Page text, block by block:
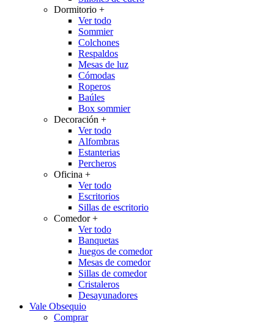
Dormitorio +
Ver todo
Sommier
Colchones
Respaldos
Mesas de luz
Cómodas
Roperos
Baúles
Box sommier
Decoración +
Ver todo
Alfombras
Estanterias
Percheros
Oficina +
Ver todo
Escritorios
Sillas de escritorio
Comedor+
Ver todo
Banquetas
Juegos de comedor
Mesas de comedor
Sillas de comedor
Cristaleros
Desayunadores
Vale Obsequio
Comprar